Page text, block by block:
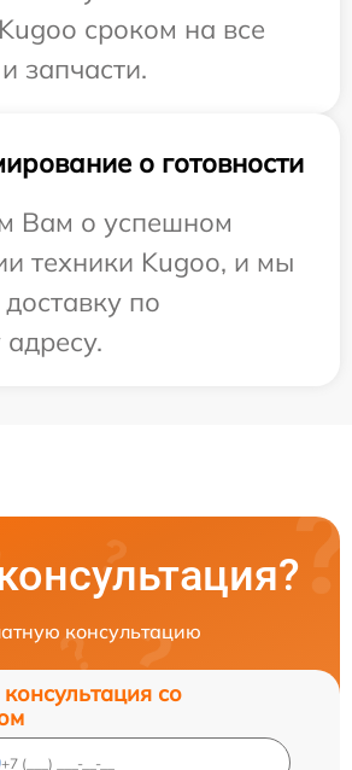
сроком на все
запчасти.
о готовности
Вам о успешном
техники Kugoo, и мы
по
консультацию
со